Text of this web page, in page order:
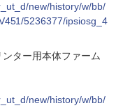
new/history/w/bb/
5236377/ipsiosg_4
ター用本体ファーム
new/history/w/bb/